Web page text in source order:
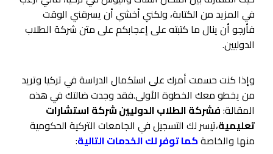
في المزيد من الكتابة، ولكني أخشي أن يسرقني الوقت
فأرجو أن ينال ما كتبته على إعجابكم على متن شركة الطلاب
الدوليين.
وإذا كنت حسمت أمرك على استكمال الدراسة في تركيا وتريد
من يخطو معك الخطوة الأولى.فقد وجدت ضالتك في هذه
المقالة:فشركة الطلاب الدوليين شركة استشارات
تعليمية،تيسر لك التسجيل في الجامعات التركية الحكومية
منها والخاصةكما توفر لك الخدمات التالية: